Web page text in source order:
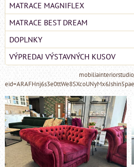
MATRACE MAGNIFLEX
MATRACE BEST DREAM
DOPLNKY
VÝPREDAJ VÝSTAVNÝCH KUSOV